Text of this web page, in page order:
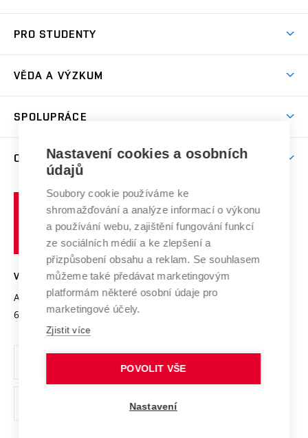
Koleje
Sport na VUT
Brno
Dny otevřených dveří
Celoživotní vzdělávání
E-přihláška
PRO STUDENTY
Harmonogram akademického roku
Závěrečné práce
Doktorské studium
Zpracování osobních údajů studentů
Sociální bezpečí
Studium bez bariér
Podpora podnikání
VĚDA A VÝZKUM
Mezinárodní vědecká rada
Systém zajišťování kvality výzkumu
Výzkumné infrastruktury
Transfer znalostí
Open Science
Projekty
Projekty ze strukturálních fondů
Specifický výzkum
SPOLUPRÁCE
Zahraniční spolupráce
Spolupráce se školami
Služby univerzity
Mezinárodní dohody
Univerzitní sítě
O UNIVERZITĚ
Profil univerzity
Udržitelná univerzita
Podnikavá univerzita / ContriBUTe
Bezpečná univerzita
Vyznamenání
Organizační struktura
Ochrana osobních údajů
odkaz)
učení
technické
VYSOKÉ UČENÍ TECHNICKÉ V BRNĚ
Antonínská 548/1
602 00 Brno
www.vut.cz
vut@vutbr.cz
Nastavení cookies a osobních
údajů
Soubory cookie používáme ke
shromažďování a analýze informací o výkonu
a používání webu, zajištění fungování funkcí
ze sociálních médií a ke zlepšení a
přizpůsobení obsahu a reklam. Se souhlasem
můžeme také předávat marketingovým
platformám některé osobní údaje pro
marketingové účely.
Zjistit více
POVOLIT VŠE
Nastavení